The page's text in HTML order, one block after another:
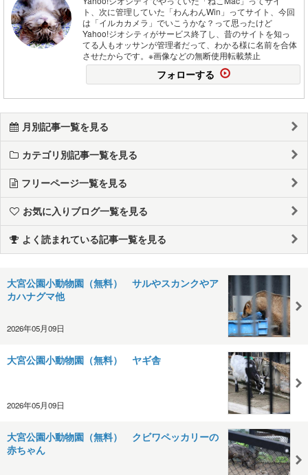
ト、次に管理していた「わんわんWin」ってサイト、今回
は「イルカカメラ」でいこうかな？って思ったけど
Yahoo!ジオシティがサービス終了し、昔のサイトを知っ
てる人もオッサンが管理者だって、わかる様に名前を合体
させたからです。※画像などの無断使用転載禁止
フォローする
月別記事一覧を見る
カテゴリ別記事一覧を見る
フリーページ一覧を見る
お気に入りブログ一覧を見る
よく読まれている記事一覧を見る
大宮公園小動物園（無料） サルやスカンクやア
カハナグマ他
2026年05月09日
大宮公園小動物園（無料） ヤギ舎
2026年05月09日
大宮公園小動物園（無料） クビワペッカリーの
赤ちゃん